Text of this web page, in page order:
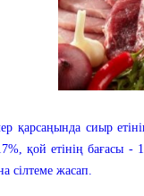
қарсаңында сиыр
қой етінің
сілтеме жасап.